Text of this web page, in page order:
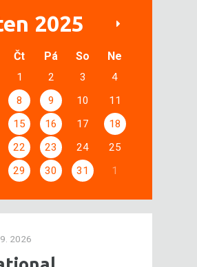
2025
Čt Pá So Ne
1 2 3
4
8 9 10
11
15 16 17
18
22 23 24
25
29 30 31 1
2026